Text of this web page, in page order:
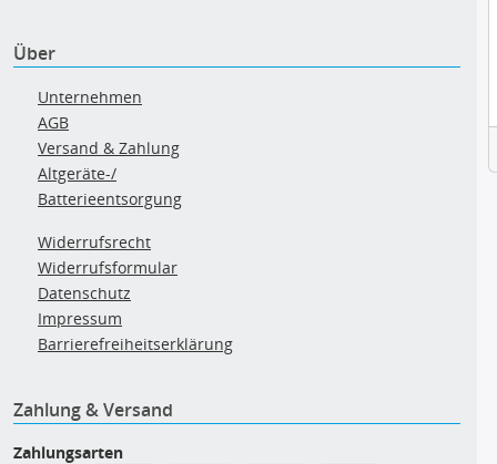
Über
Unternehmen
AGB
Versand & Zahlung
Altgeräte-/
Batterieentsorgung
Widerrufsrecht
Widerrufsformular
Datenschutz
Impressum
Barrierefreiheitserklärung
Zahlung & Versand
Zahlungsarten